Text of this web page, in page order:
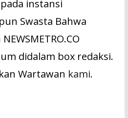
instansi
Swasta Bahwa
didalam box redaksi.
Wartawan kami.